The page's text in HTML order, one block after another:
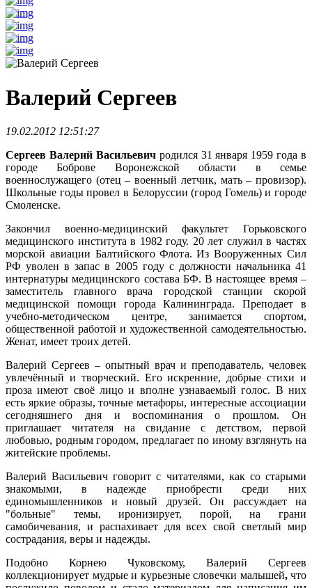
Валерий Сергеев
19.02.2012 12:51:27
Сергеев Валерий Васильевич родился 31 января 1959 года в
городе Боброве Воронежской области в семье
военнослужащего (отец – военный летчик, мать – провизор).
Школьные годы провел в Белоруссии (город Гомель) и городе
Смоленске.
Закончил военно-медицинский факультет Горьковского
медицинского института в 1982 году. 20 лет служил в частях
морской авиации Балтийского Флота. Из Вооруженных Сил
РФ уволен в запас в 2005 году с должности начальника 41
интернатуры медицинского состава БФ. В настоящее время –
заместитель главного врача городской станции скорой
медицинской помощи города Калининграда. Преподает в
учебно-методическом центре, занимается спортом,
общественной работой и художественной самодеятельностью.
Женат, имеет троих детей.
Валерий Сергеев – опытный врач и преподаватель, человек
увлечённый и творческий. Его искренние, добрые стихи и
проза имеют своё лицо и вполне узнаваемый голос. В них
есть яркие образы, точные метафоры, интересные ассоциации
сегодняшнего дня и воспоминания о прошлом. Он
приглашает читателя на свидание с детством, первой
любовью, родным городом, предлагает по иному взглянуть на
житейские проблемы.
Валерий Васильевич говорит с читателями, как со старыми
знакомыми, в надежде приобрести среди них
единомышленников и новый друзей. Он рассуждает на
"больные" темы, иронизирует, порой, на грани
самобичевания, и распахивает для всех свой светлый мир
сострадания, веры и надежды.
Подобно Корнею Чуковскому, Валерий Сергеев
коллекционирует мудрые и курьезные словечки малышей,что